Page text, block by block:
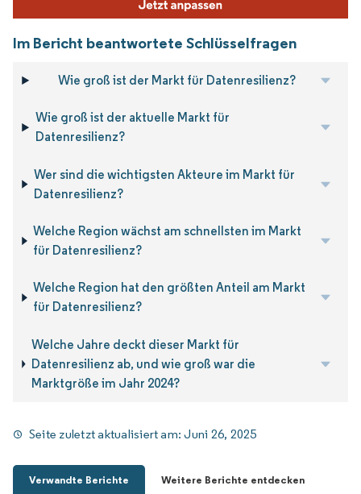
Im Bericht beantwortete Schlüsselfragen
Wie groß ist der Markt für Datenresilienz?
Wie groß ist der aktuelle Markt für
Datenresilienz?
Wer sind die wichtigsten Akteure im Markt für
Datenresilienz?
Welche Region wächst am schnellsten im Markt
für Datenresilienz?
Welche Region hat den größten Anteil am Markt
für Datenresilienz?
Welche Jahre deckt dieser Markt für
Datenresilienz ab, und wie groß war die
Marktgröße im Jahr 2024?
Seite zuletzt aktualisiert am:Juni 26, 2025
Verwandte Berichte Weitere Berichte entdecken